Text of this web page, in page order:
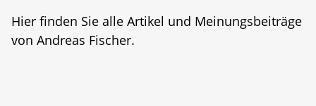
Hier finden Sie alle Artikel und Meinungsbeiträge
von Andreas Fischer.